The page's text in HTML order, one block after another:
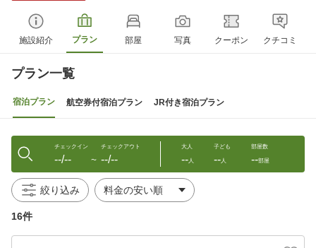
施設紹介 プラン 部屋 写真 クーポン クチコミ
プラン一覧
宿泊プラン 航空券付宿泊プラン JR付き宿泊プラン
チェックイン
--/-- 〜
チェックアウト
--/--
大人
--人
子ども
--人
部屋数
--部屋
絞り込み
16件